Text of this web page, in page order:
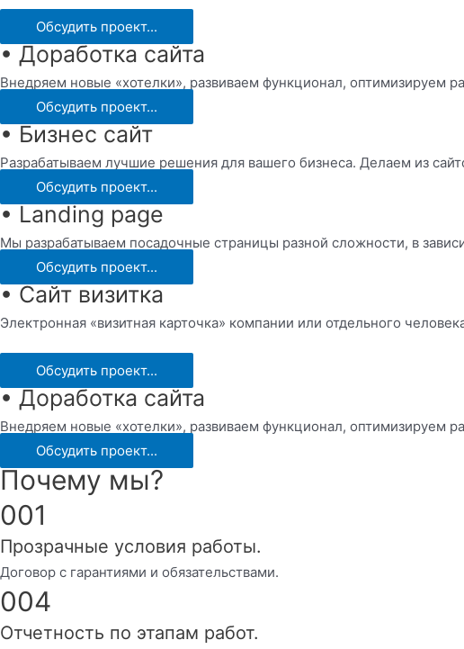
Обсудить проект...
• Доработка сайта
Внедряем новые «хотелки», развиваем функционал, оптимизируем
Обсудить проект...
• Бизнес сайт
Разрабатываем лучшие решения для вашего бизнеса. Делаем из
Обсудить проект...
• Landing page
Мы разрабатываем посадочные страницы разной сложности, в
Обсудить проект...
• Сайт визитка
Электронная «визитная карточка» компании или отдельного
Обсудить проект...
• Доработка сайта
Внедряем новые «хотелки», развиваем функционал, оптимизируем
Обсудить проект...
Почему мы?
001
Прозрачные условия работы.
Договор с гарантиями и обязательствами.
004
Отчетность по этапам работ.